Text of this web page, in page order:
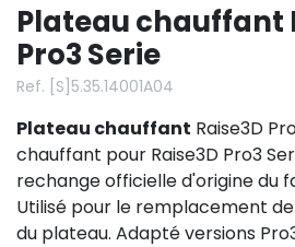
Plateau chauffant
Pro3 Serie
Ref. [S]5.35.14001A04
Plateau chauffant Raise3D
chauffant pour Raise3D Pro3
rechange officielle d'origine du
Utilisé pour le remplacement
du plateau. Adapté versions